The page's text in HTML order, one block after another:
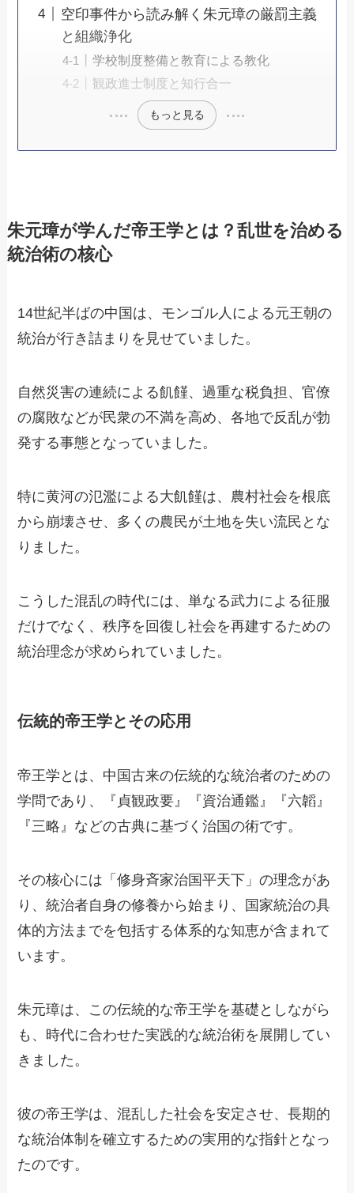
空印事件から読み解く朱元璋の厳罰主義
と組織浄化
学校制度整備と教育による教化
観政進士制度と知行合一
もっと見る
朱元璋が学んだ帝王学とは？乱世を治める
統治術の核心
14世紀半ばの中国は、モンゴル人による元王朝の
統治が行き詰まりを見せていました。
自然災害の連続による飢饉、過重な税負担、官僚
の腐敗などが民衆の不満を高め、各地で反乱が勃
発する事態となっていました。
特に黄河の氾濫による大飢饉は、農村社会を根底
から崩壊させ、多くの農民が土地を失い流民とな
りました。
こうした混乱の時代には、単なる武力による征服
だけでなく、秩序を回復し社会を再建するための
統治理念が求められていました。
伝統的帝王学とその応用
帝王学とは、中国古来の伝統的な統治者のための
学問であり、『貞観政要』『資治通鑑』『六韜』
『三略』などの古典に基づく治国の術です。
その核心には「修身斉家治国平天下」の理念があ
り、統治者自身の修養から始まり、国家統治の具
体的方法までを包括する体系的な知恵が含まれて
います。
朱元璋は、この伝統的な帝王学を基礎としながら
も、時代に合わせた実践的な統治術を展開してい
きました。
彼の帝王学は、混乱した社会を安定させ、長期的
な統治体制を確立するための実用的な指針となっ
たのです。